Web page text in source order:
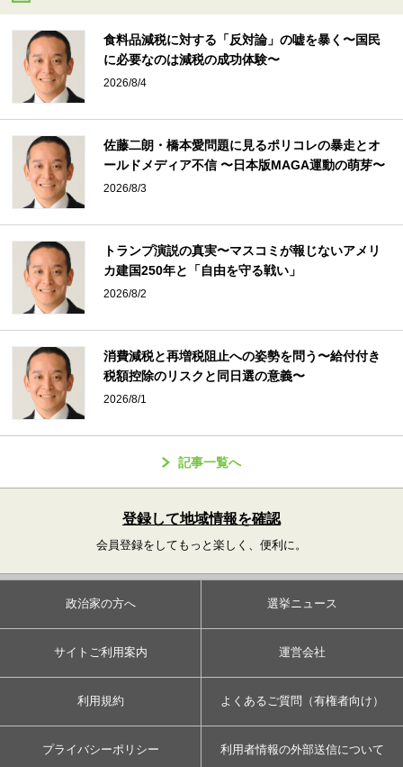
食料品減税に対する「反対論」の嘘を暴く〜国民
に必要なのは減税の成功体験〜
2026/8/4
佐藤二朗・橋本愛問題に見るポリコレの暴走とオ
ールドメディア不信 〜日本版MAGA運動の萌芽〜
2026/8/3
トランプ演説の真実〜マスコミが報じないアメリ
カ建国250年と「自由を守る戦い」
2026/8/2
消費減税と再増税阻止への姿勢を問う〜給付付き
税額控除のリスクと同日選の意義〜
2026/8/1
記事一覧へ
登録して地域情報を確認
会員登録をしてもっと楽しく、便利に。
政治家の方へ 選挙ニュース
サイトご利用案内 運営会社
利用規約 よくあるご質問（有権者向け）
プライバシーポリシー 利用者情報の外部送信について